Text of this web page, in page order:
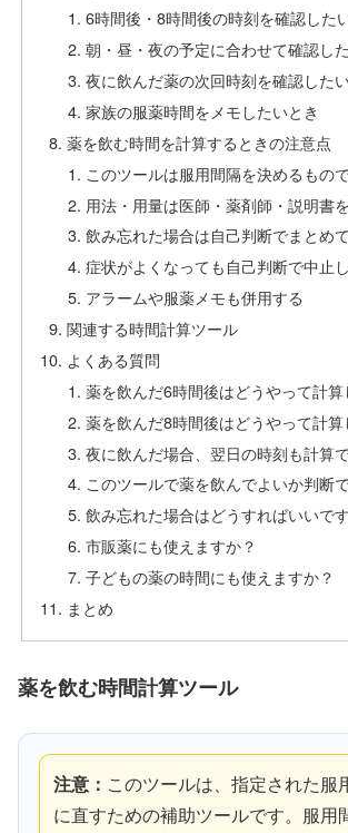
6時間後・8時間後の時刻を確認した
朝・昼・夜の予定に合わせて確認し
夜に飲んだ薬の次回時刻を確認した
家族の服薬時間をメモしたいとき
薬を飲む時間を計算するときの注意点
このツールは服用間隔を決めるもの
用法・用量は医師・薬剤師・説明書
飲み忘れた場合は自己判断でまとめ
症状がよくなっても自己判断で中止
アラームや服薬メモも併用する
関連する時間計算ツール
よくある質問
薬を飲んだ6時間後はどうやって計算
薬を飲んだ8時間後はどうやって計算
夜に飲んだ場合、翌日の時刻も計算
このツールで薬を飲んでよいか判断
飲み忘れた場合はどうすればいいで
市販薬にも使えますか？
子どもの薬の時間にも使えますか？
まとめ
薬を飲む時間計算ツール
注意： このツールは、指定された服
に直すための補助ツールです。服用